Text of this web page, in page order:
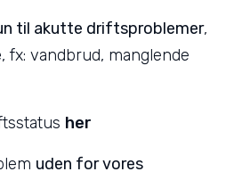
til akutte driftsproblemer,
, fx: vandbrud, manglende
her
uden for vores